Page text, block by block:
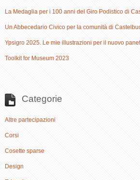
La Medaglia per i 100 anni del Giro Podistico di
Un Abbecedario Civico per la comunità di
Ypsigro 2025. Le mie illustrazioni per il nuovo
Toolkit for Museum 2023
Categorie
Altre partecipazioni
Corsi
Cosette sparse
Design